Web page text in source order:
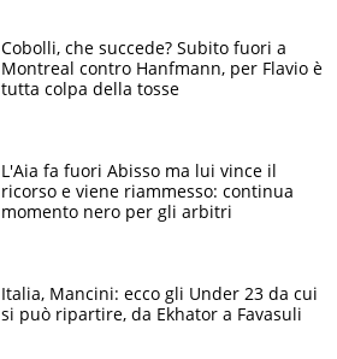
Cobolli, che succede? Subito fuori a
Montreal contro Hanfmann, per Flavio è
tutta colpa della tosse
L'Aia fa fuori Abisso ma lui vince il
ricorso e viene riammesso: continua
momento nero per gli arbitri
Italia, Mancini: ecco gli Under 23 da cui
si può ripartire, da Ekhator a Favasuli